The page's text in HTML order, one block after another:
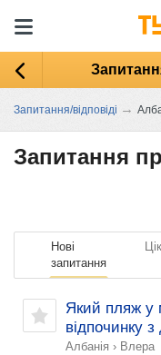
Запитання/відповіді →
Запитання
Нові
запитання
Який пляж у
відпочинку
Албанія › Влера